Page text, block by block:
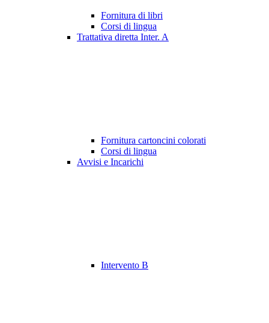
Fornitura di libri
Corsi di lingua
Trattativa diretta Inter. A
Fornitura cartoncini colorati
Corsi di lingua
Avvisi e Incarichi
Intervento B